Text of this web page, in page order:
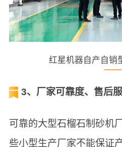
红星机器自产自销
3、厂家可靠度、售后
可靠的大型石榴石制砂机
些小型生产厂家不能保证